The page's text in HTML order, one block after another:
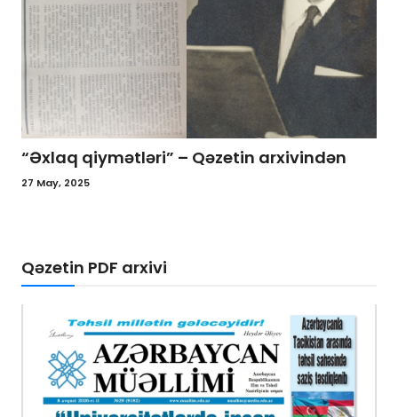
“Əxlaq qiymətləri” – Qəzetin arxivindən
27 May, 2025
Qəzetin PDF arxivi